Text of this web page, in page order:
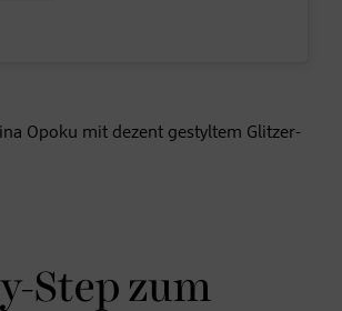
Opoku mit dezent gestyltem Glitzer-
Step zum